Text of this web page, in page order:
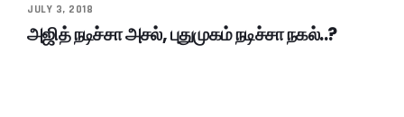
JULY 3, 2018
அஜித் நடிச்சா அசல், புதுமுகம் நடிச்சா நகல்..?